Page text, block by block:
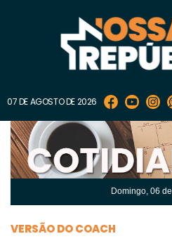
07 DE AGOSTO DE 2026
Domingo, 06 de
VERSÃO DO COACH